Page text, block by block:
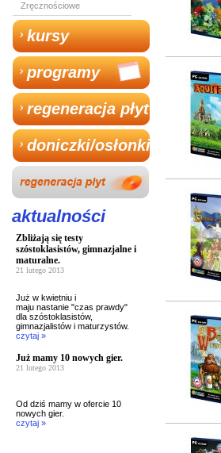
Zręcznościowe
kursy
programy
regeneracja płyt
doniczki/osłonki
aktualności
Zbliżają się testy
szóstoklasistów, gimnazjalne i
maturalne.
21 lutego 2013
Już w kwietniu i
maju nastanie "czas prawdy"
dla szóstoklasistów,
gimnazjalistów i maturzystów.
czytaj »
Już mamy 10 nowych gier.
21 lutego 2013
Od dziś mamy w ofercie 10
nowych gier.
czytaj »